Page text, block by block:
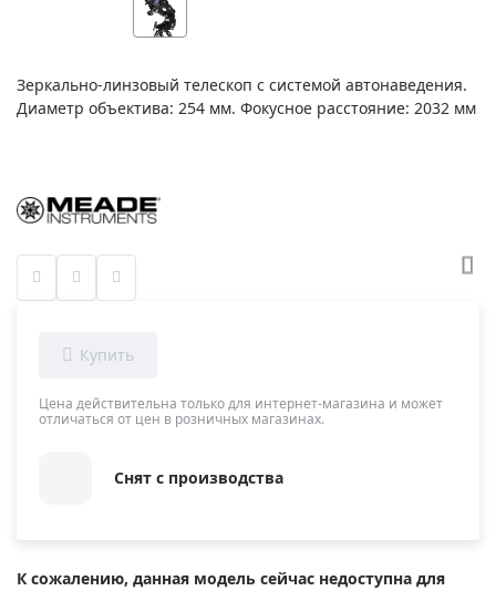
Зеркально-линзовый телескоп с системой автонаведения.
Диаметр объектива: 254 мм. Фокусное расстояние: 2032 мм
Цена действительна только для интернет-магазина и может
отличаться от цен в розничных магазинах.
Снят с производства
К сожалению, данная модель сейчас недоступна для